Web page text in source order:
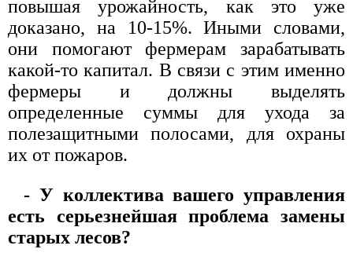
повышая урожайность, как это уже
доказано, на 10-15%. Иными словами,
они помогают фермерам зарабатывать
какой-то капитал. В связи с этим именно
фермеры и должны выделять
определенные суммы для ухода за
полезащитными полосами, для охраны
их от пожаров.
- У коллектива вашего управления
есть серьезнейшая проблема замены
старых лесов?